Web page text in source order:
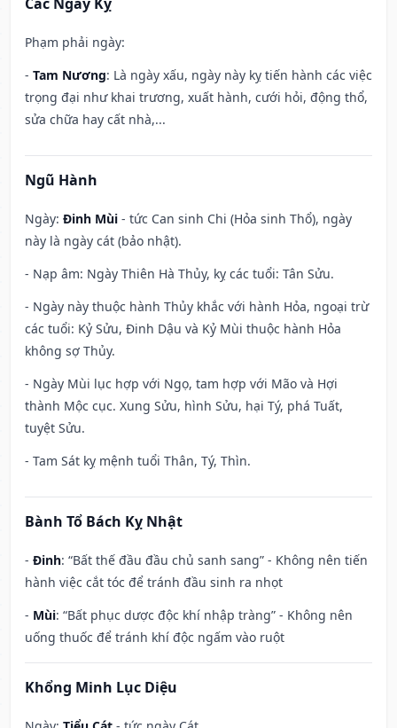
Phạm phải ngày:
- Tam Nương: Là ngày xấu, ngày này kỵ tiến hành các việc
trọng đại như khai trương, xuất hành, cưới hỏi, động thổ,
sửa chữa hay cất nhà,...
Ngũ Hành
Ngày: Đinh Mùi - tức Can sinh Chi (Hỏa sinh Thổ), ngày
này là ngày cát (bảo nhật).
- Nạp âm: Ngày Thiên Hà Thủy, kỵ các tuổi: Tân Sửu.
- Ngày này thuộc hành Thủy khắc với hành Hỏa, ngoại trừ
các tuổi: Kỷ Sửu, Đinh Dậu và Kỷ Mùi thuộc hành Hỏa
không sợ Thủy.
- Ngày Mùi lục hợp với Ngọ, tam hợp với Mão và Hợi
thành Mộc cục. Xung Sửu, hình Sửu, hại Tý, phá Tuất,
tuyệt Sửu.
- Tam Sát kỵ mệnh tuổi Thân, Tý, Thìn.
Bành Tổ Bách Kỵ Nhật
- Đinh: “Bất thế đầu đầu chủ sanh sang” - Không nên tiến
hành việc cắt tóc để tránh đầu sinh ra nhọt
- Mùi: “Bất phục dược độc khí nhập tràng” - Không nên
uống thuốc để tránh khí độc ngấm vào ruột
Khổng Minh Lục Diệu